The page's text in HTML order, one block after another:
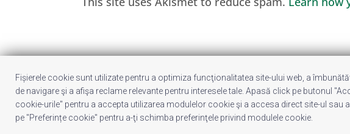
Despre noi Publicitate Voi despre noi Privacy
© UrbanKID. Proiect dezvoltat de Dana șiMihaiDragomirescu. Temă
Fișierele cookie sunt utilizate pentru a optimiza funcţionalitatea site-ului web, a
de navigare şi a afişa reclame relevante pentru interesele tale. Apasă click pe butonul
cookie-urile" pentru a accepta utilizarea modulelor cookie şi a accesa direct site-ul sau
pe "Preferințe cookie" pentru a-ţi schimba preferinţele privind modulele cookie.